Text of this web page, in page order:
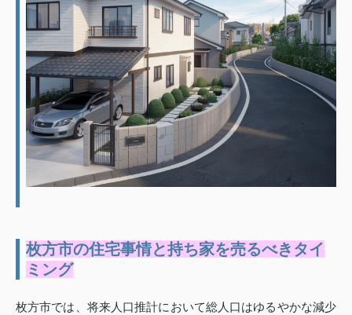
枚方市の住宅事情と持ち家を売るべきタイ
ミング
枚方市では、将来人口推計において総人口はゆるやかな減少